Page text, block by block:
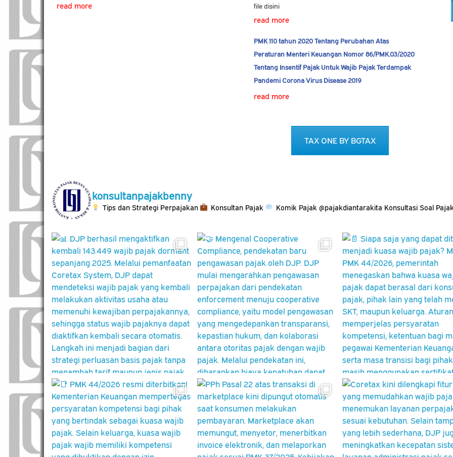
read more
file disini
read more
PMK 110 tahun 2020 Tentang Perubahan Atas
Peraturan Menteri Keuangan Nomor 86/PMK.03/2020
Tentang Insentif Pajak Untuk Wajib Pajak Terdampak
Pandemi Corona Virus Disease 2019
read more
TAX ONE BY BGTAX
konsultanpajakbenny
Tips dan Strategi Perpajakan Konsultan Pajak Komik Pajak @pajakdiantarakita Konsultasi Soal